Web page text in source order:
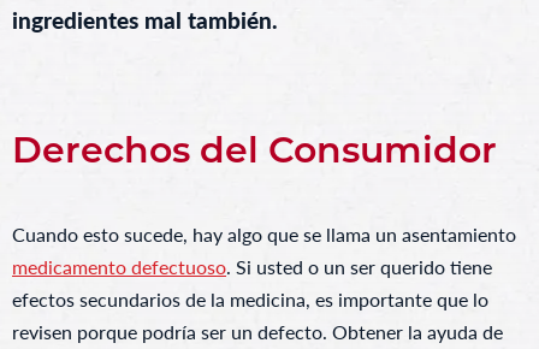
ingredientes mal también.
Derechos del Consumidor
Cuando esto sucede, hay algo que se llama un asentamiento
medicamento defectuoso. Si usted o un ser querido tiene
efectos secundarios de la medicina, es importante que lo
revisen porque podría ser un defecto. Obtener la ayuda de